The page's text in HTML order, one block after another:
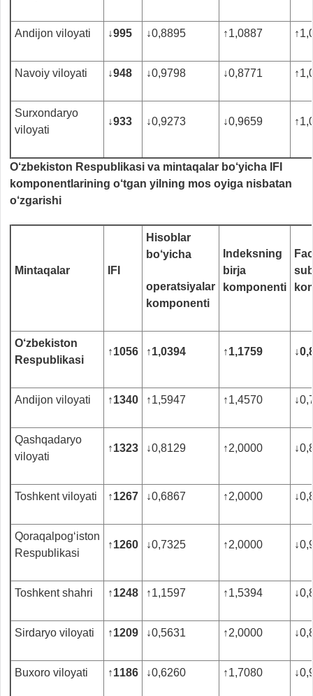
Andijon viloyati ↓995 ↓0,8895 ↑1,0887 ↑
Navoiy viloyati ↓948 ↓0,9798 ↓0,8771 ↑
Surxondaryo
viloyati
↓933 ↓0,9273 ↓0,9659 ↑
O‘zbekiston Respublikasi va mintaqalar bo‘yicha IFI
komponentlarining o‘tgan yilning mos oyiga nisbatan
o‘zgarishi
Mintaqalar FI
Hisoblar
bo‘yicha
operatsiyalar
komponenti
Indeksning
birja
komponenti
O‘zbekiston
Respublikasi
↑1056 ↑1,0394 ↑1,1759 ↓
Andijon viloyati ↑1340 ↑1,5947 ↑1,4570 ↓
Qashqadaryo
viloyati
↑1323 ↓0,8129 ↑2,0000 ↓
Toshkent viloyati ↑1267 ↓0,6867 ↑2,0000 ↓
Qoraqalpog‘iston
Respublikasi
↑1260 ↓0,7325 ↑2,0000 ↓
Toshkent shahri ↑1248 ↑1,1597 ↑1,5394 ↓
Sirdaryo viloyati ↑1209 ↓0,5631 ↑2,0000 ↓
Buxoro viloyati ↑1186 ↓0,6260 ↑1,7080 ↓